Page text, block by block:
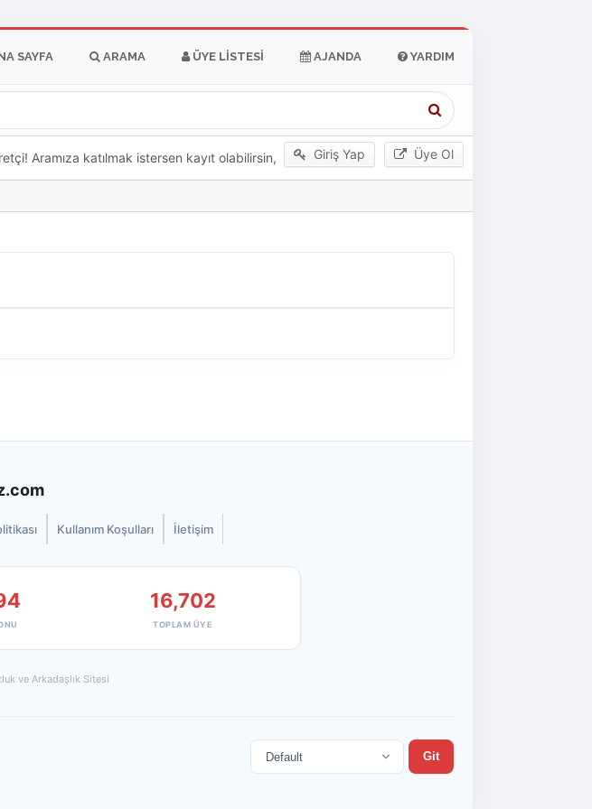
SAYFA ARAMA ÜYE LISTESI AJANDA YARDIM
Giriş Yap Üye Ol
Aramıza katılmak istersen kayıt olabilirsin,
Kullanım Koşulları İletişim
16,702
TOPLAM ÜYE
ve Arkadaşlık Sitesi